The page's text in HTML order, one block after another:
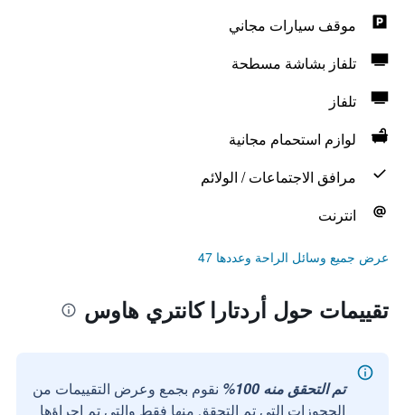
موقف سيارات مجاني
تلفاز بشاشة مسطحة
تلفاز
لوازم استحمام مجانية
مرافق الاجتماعات / الولائم
انترنت
عرض جميع وسائل الراحة وعددها 47
تقييمات حول أردتارا كانتري هاوس
تم التحقق منه 100%
نقوم بجمع وعرض التقييمات من
الحجوزات التي تم التحقق منها فقط والتي تم إجراؤها